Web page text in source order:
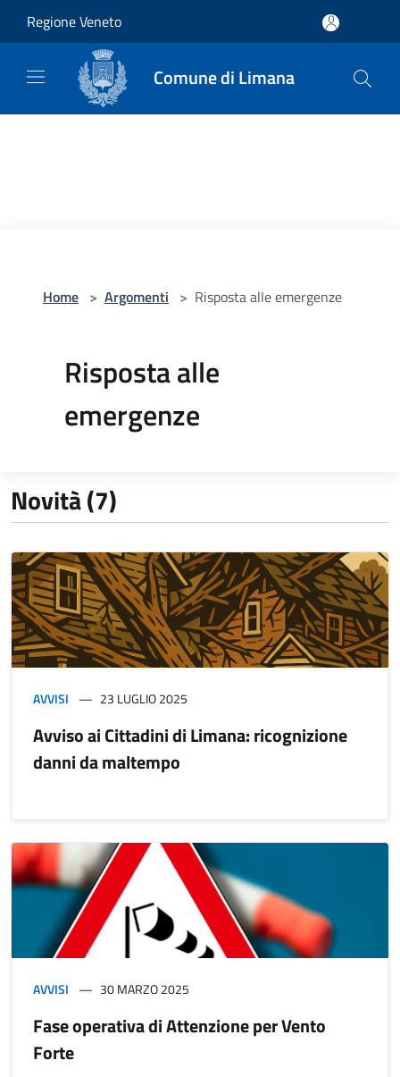
Regione Veneto
Comune di Limana
Home > Argomenti > Risposta alle emergenze
Risposta alle
emergenze
Novità (7)
AVVISI 23 LUGLIO 2025
Avviso ai Cittadini di Limana: ricognizione
danni da maltempo
AVVISI 30 MARZO 2025
Fase operativa di Attenzione per Vento
Forte